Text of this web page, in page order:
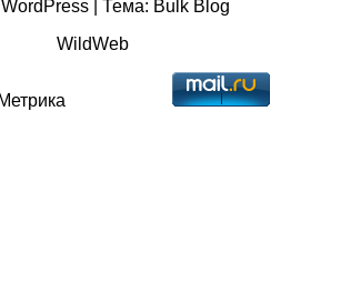
WordPress Тема: Bulk Blog
WildWeb